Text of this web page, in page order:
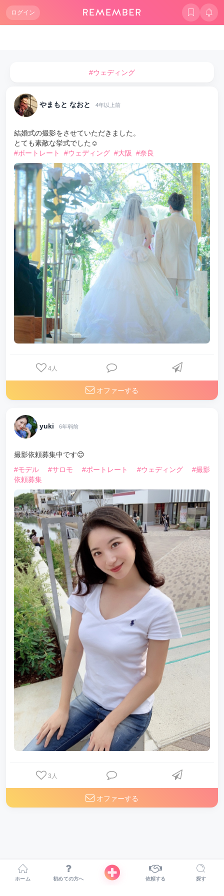
ログイン
#ウェディング
やまもと なおと 4年以上前
結婚式の撮影をさせていただきました。
とても素敵な挙式でした☺️
#ポートレート
#ウェディング #大阪 #奈良
4人
オファーする
yuki 6年弱前
撮影依頼募集中です😊
#モデル
#サロモ #ポートレート #ウェディング
#撮影
依頼募集
3 人
オファーする
ホーム 初めての方へ 依頼する 探す